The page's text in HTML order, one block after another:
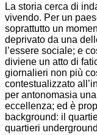
La storia cerca di
vivendo. Per un
soprattutto un
deprivato da una
l’essere sociale; e
diviene un atto di
giornalieri non più
contestualizzato
per antonomasia
eccellenza; ed è
background: il
quartieri